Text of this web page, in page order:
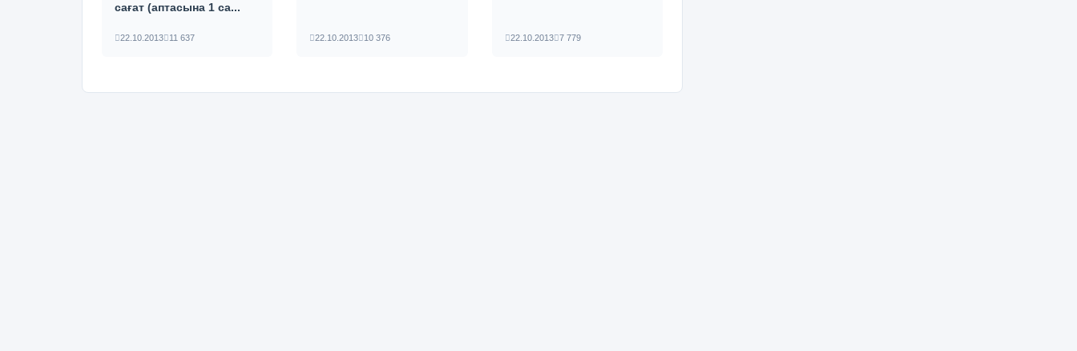
сағат (аптасына 1 са...
22.10.2013 11 637 22.10.2013 10 376 22.10.2013 7 779